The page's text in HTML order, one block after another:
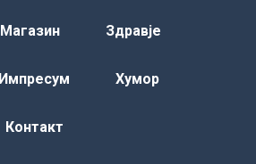
Магазин Здравје
Импресум Хумор
Контакт